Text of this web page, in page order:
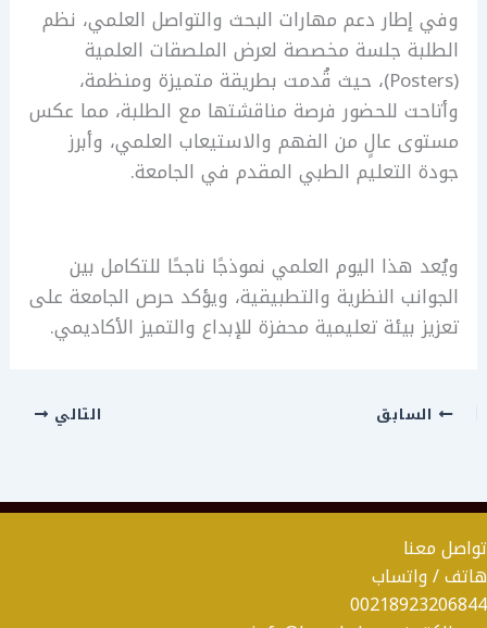
وفي إطار دعم مهارات البحث والتواصل العلمي، نظم
الطلبة جلسة مخصصة لعرض الملصقات العلمية
(Posters)، حيث قُدمت بطريقة متميزة ومنظمة،
وأتاحت للحضور فرصة مناقشتها مع الطلبة، مما عكس
مستوى عالٍ من الفهم والاستيعاب العلمي، وأبرز
جودة التعليم الطبي المقدم في الجامعة.
ويُعد هذا اليوم العلمي نموذجًا ناجحًا للتكامل بين
الجوانب النظرية والتطبيقية، ويؤكد حرص الجامعة على
تعزيز بيئة تعليمية محفزة للإبداع والتميز الأكاديمي.
السابق التالي
تواصل معنا
هاتف / واتساب
00218923206844